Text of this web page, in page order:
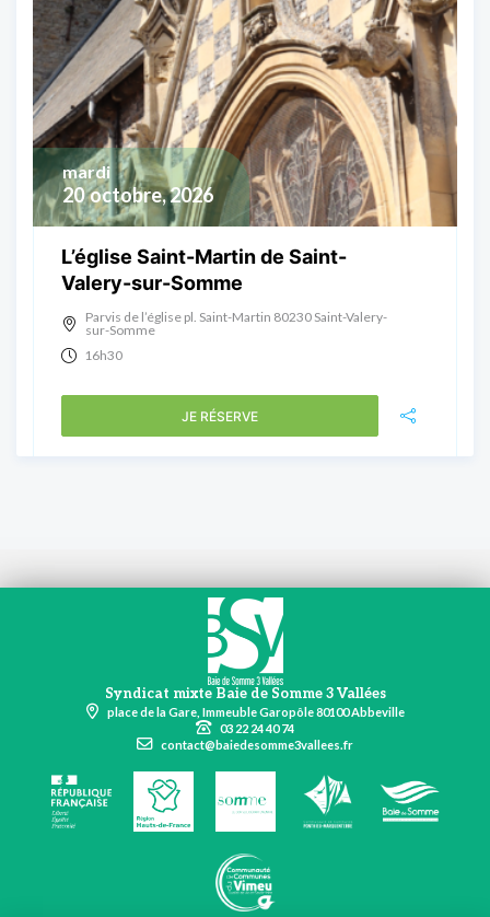
20 octobre, 2026
mardi
L’église Saint-Martin de Saint-
Valery-sur-Somme
Parvis de l’église pl. Saint-Martin 80230 Saint-Valery-
sur-Somme
16h30
JE RÉSERVE
Syndicat mixte Baie de Somme 3 Vallées
place de la Gare, Immeuble Garopôle 80100 Abbeville
03 22 24 40 74
contact@baiedesomme3vallees.fr